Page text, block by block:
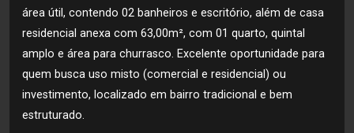
área útil, contendo 02 banheiros e escritório, além de casa
residencial anexa com 63,00m², com 01 quarto, quintal
amplo e área para churrasco. Excelente oportunidade para
quem busca uso misto (comercial e residencial) ou
investimento, localizado em bairro tradicional e bem
estruturado.